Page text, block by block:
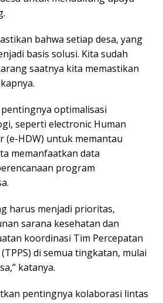
bahwa setiap desa, yang
basis solusi. Kita sudah
saatnya kita memastikan
optimalisasi
seperti electronic Human
(e-HDW) untuk memantau
memanfaatkan data
program
harus menjadi prioritas,
sarana kesehatan dan
koordinasi Tim Percepatan
di semua tingkatan, mulai
katanya.
pentingnya kolaborasi lintas